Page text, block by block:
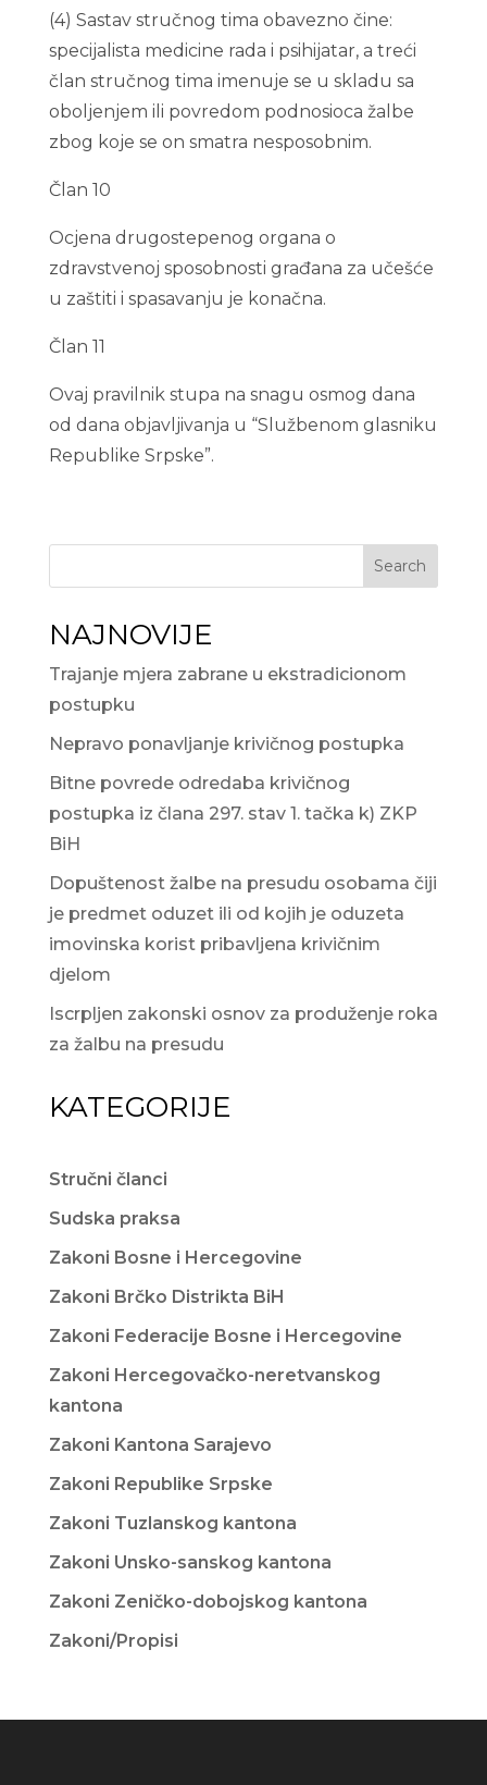
(4) Sastav stručnog tima obavezno čine:
specijalista medicine rada i psihijatar, a treći
član stručnog tima imenuje se u skladu sa
oboljenjem ili povredom podnosioca žalbe
zbog koje se on smatra nesposobnim.
Član 10
Ocjena drugostepenog organa o
zdravstvenoj sposobnosti građana za učešće
u zaštiti i spasavanju je konačna.
Član 11
Ovaj pravilnik stupa na snagu osmog dana
od dana objavljivanja u “Službenom glasniku
Republike Srpske”.
Search
NAJNOVIJE
Trajanje mjera zabrane u ekstradicionom
postupku
Nepravo ponavljanje krivičnog postupka
Bitne povrede odredaba krivičnog
postupka iz člana 297. stav 1. tačka k) ZKP
BiH
Dopuštenost žalbe na presudu osobama čiji
je predmet oduzet ili od kojih je oduzeta
imovinska korist pribavljena krivičnim
djelom
Iscrpljen zakonski osnov za produženje roka
za žalbu na presudu
KATEGORIJE
Stručni članci
Sudska praksa
Zakoni Bosne i Hercegovine
Zakoni Brčko Distrikta BiH
Zakoni Federacije Bosne i Hercegovine
Zakoni Hercegovačko-neretvanskog
kantona
Zakoni Kantona Sarajevo
Zakoni Republike Srpske
Zakoni Tuzlanskog kantona
Zakoni Unsko-sanskog kantona
Zakoni Zeničko-dobojskog kantona
Zakoni/Propisi